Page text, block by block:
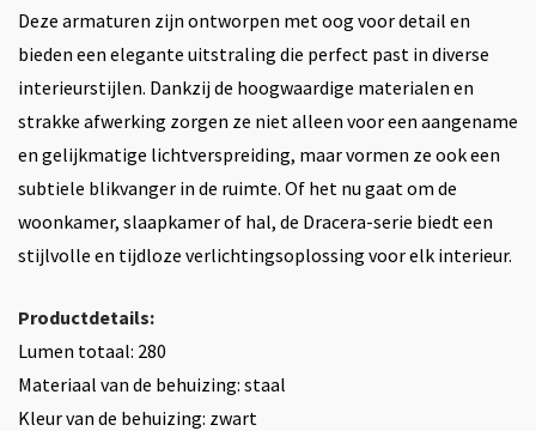
Deze armaturen zijn ontworpen met oog voor detail en
bieden een elegante uitstraling die perfect past in diverse
interieurstijlen. Dankzij de hoogwaardige materialen en
strakke afwerking zorgen ze niet alleen voor een aangename
en gelijkmatige lichtverspreiding, maar vormen ze ook een
subtiele blikvanger in de ruimte. Of het nu gaat om de
woonkamer, slaapkamer of hal, de Dracera-serie biedt een
stijlvolle en tijdloze verlichtingsoplossing voor elk interieur.
Productdetails:
Lumen totaal: 280
Materiaal van de behuizing: staal
Kleur van de behuizing: zwart